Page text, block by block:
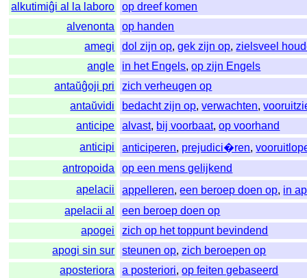
alkutimiĝi al la laboro
op dreef komen
alvenonta
op handen
amegi
dol zijn op,gek zijn op,zielsveel
angle
in het Engels,op zijn Engels
antaŭĝoji pri
zich verheugen op
antaŭvidi
bedacht zijn op,verwachten,
anticipe
alvast, bij voorbaat,op voorhand
anticipi
anticiperen, prejudici�ren,
antropoida
op een mens gelijkend
apelacii
appelleren,een beroep doen op, in
apelacii al
een beroep doen op
apogei
zich op het toppunt bevindend
apogi sin sur
steunen op,zich beroepen op
aposteriora
a posteriori,op feiten gebaseerd